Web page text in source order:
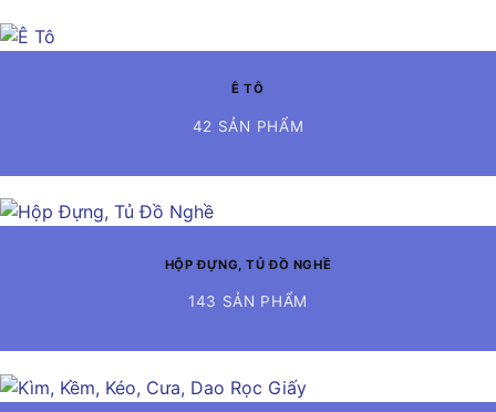
Ê TÔ
42 SẢN PHẨM
HỘP ĐỰNG, TỦ ĐỒ NGHỀ
143 SẢN PHẨM